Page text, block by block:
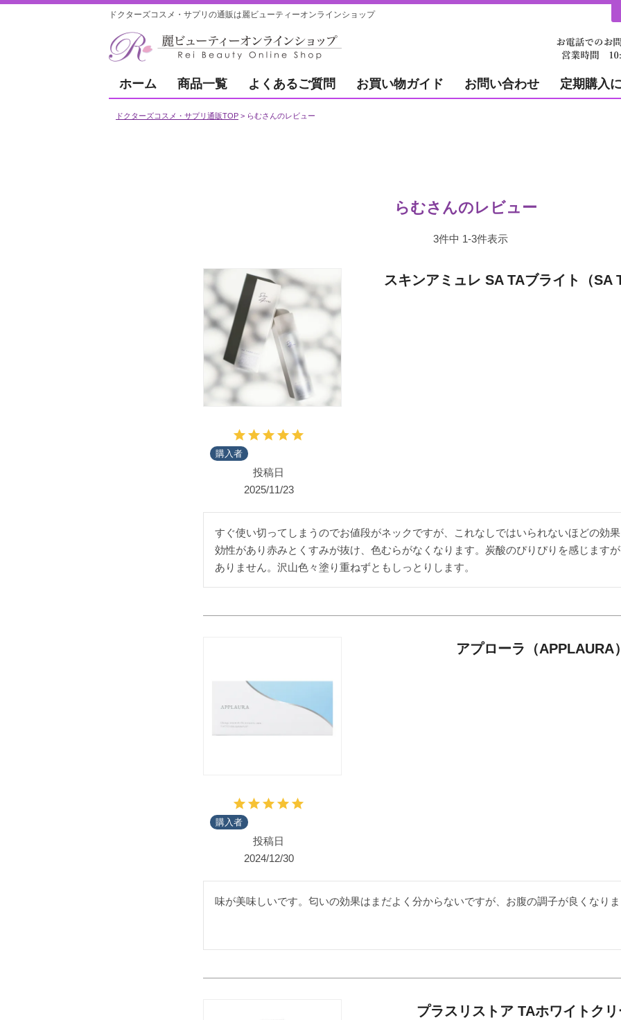
ドクターズコスメ・サプリの通販は麗ビューティーオンラインショップ
ホーム 商品一覧 よくあるご質問 お買い物ガイド お問い合わせ 定期購入
ドクターズコスメ・サプリ通販TOP らむさんのレビュー
らむさんのレビュー
3件中 1-3件表示
スキンアミュレ SA TAブライト（SA
購入者
投稿日
2025/11/23
すぐ使い切ってしまうのでお値段がネックですが、これなしではいられないほどの効
効性があり赤みとくすみが抜け、色むらがなくなります。炭酸のぴりぴりを感じます
ありません。沢山色々塗り重ねずともしっとりします。
アプローラ（APPLAURA
購入者
投稿日
2024/12/30
味が美味しいです。匂いの効果はまだよく分からないですが、お腹の調子が良くなり
プラスリストア TAホワイトク